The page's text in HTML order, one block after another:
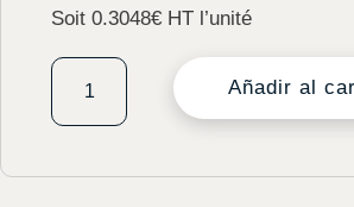
Soit 0.3048€ HT l’unité
Añadir al